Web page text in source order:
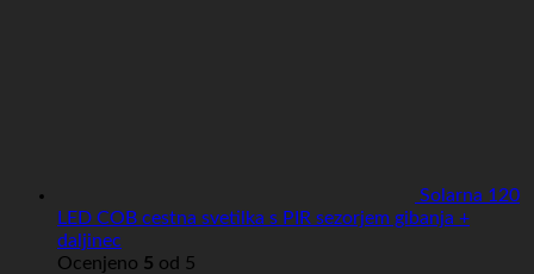
Solarna 120
LED COB cestna svetilka s PIR sezorjem gibanja +
daljinec
Ocenjeno 5 od 5